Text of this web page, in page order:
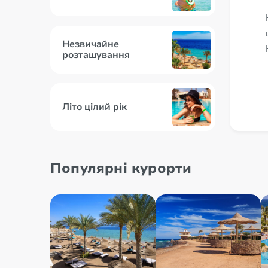
Незвичайне
розташування
Літо цілий рік
Піраміда Хеопса
Туризм і зайнятість
населення
Популярні курорти